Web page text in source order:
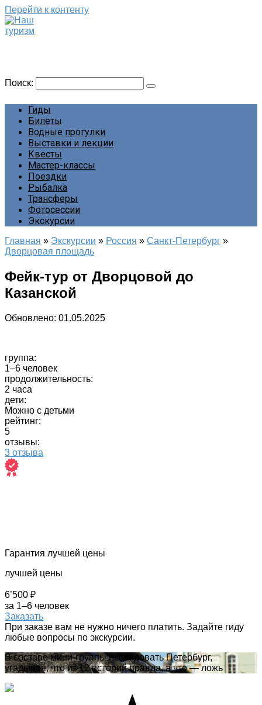
Перейти к контенту
Поиск:
Гиды
Билеты
Водные прогулки
Выставки и лекции
Квесты
Мастер-классы
Поездки
Рыбалка
Трансферы
Фотосессии
Экскурсии
Главная » Экскурсии » Россия » Санкт-Петербург »
Дворцовая площадь
Фейк-тур от Дворцовой до
Казанской
Обновлено: 01.05.2025
группа:
1–6 человек
продолжительность:
2 часа
дети:
Можно с детьми
рейтинг:
5
отзывы:
3 отзыва
Гарантия лучшей цены
лучшей цены
6’500 ₽
за 1–6 человек
Заказать
При заказе вам не нужно ничего платить. Задайте гиду
любые вопросы по экскурсии.
В составе мини-группы исследовать Петербург,
угадывая, что из 12 историй правда, а что — ложь